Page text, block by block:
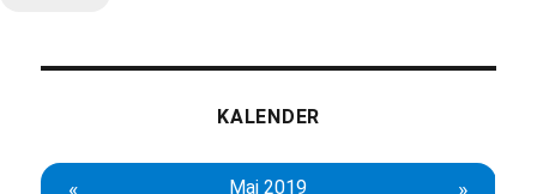
KALENDER
« Mai 2019 »